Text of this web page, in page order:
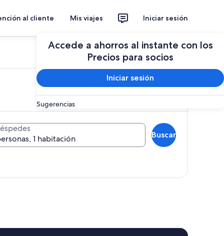
al cliente Mis viajes Iniciar sesión
Accede a ahorros al instante con los
Precios para socios
Iniciar sesión
Sugerencias
1 habitación
Buscar